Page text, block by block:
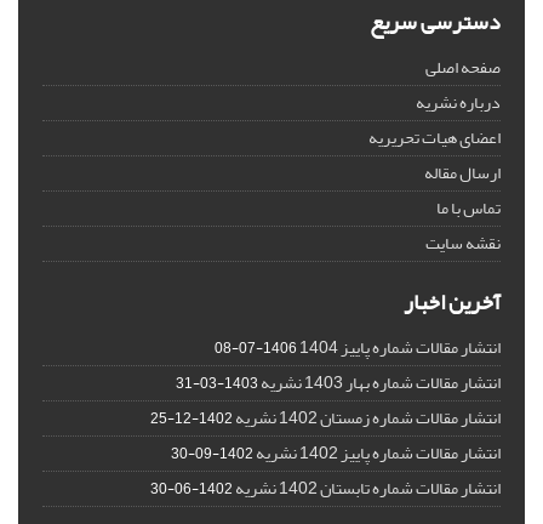
دسترسی سریع
صفحه اصلی
درباره نشریه
اعضای هیات تحریریه
ارسال مقاله
تماس با ما
نقشه سایت
آخرین اخبار
انتشار مقالات شماره پاییز 1404 1406-07-08
انتشار مقالات شماره بهار 1403 نشریه 1403-03-31
انتشار مقالات شماره زمستان 1402 نشریه 1402-12-25
انتشار مقالات شماره پاییز 1402 نشریه 1402-09-30
انتشار مقالات شماره تابستان 1402 نشریه 1402-06-30